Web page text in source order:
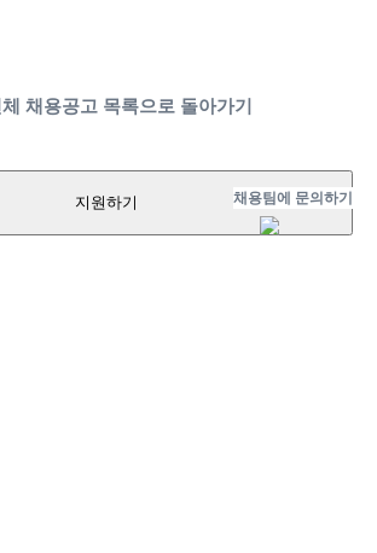
채용공고 목록으로 돌아가기
지원하기 채용팀에 문의하기